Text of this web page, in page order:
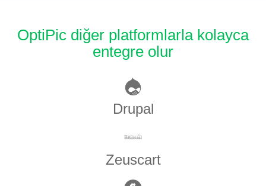
OptiPic diğer platformlarla kolayca
entegre olur
Drupal
Zeuscart